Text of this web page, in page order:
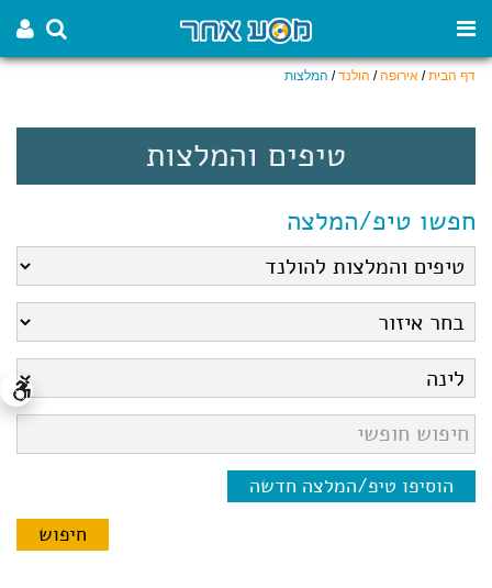
דף הבית/ אירופה/ הולנד/ המלצות
טיפים והמלצות
חפשו טיפ/המלצה
הוסיפו טיפ/המלצה חדשה